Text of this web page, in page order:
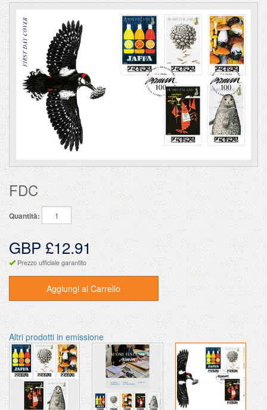
FDC
Quantità:
GBP £12.91
Prezzo ufficiale garantito
Aggiungi al Carrello
Altri prodotti in emissione